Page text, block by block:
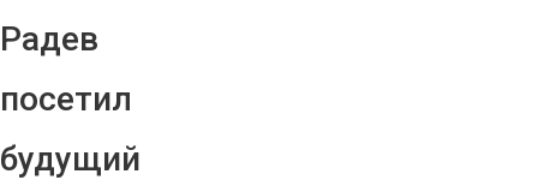
Радев
посетил
будущий